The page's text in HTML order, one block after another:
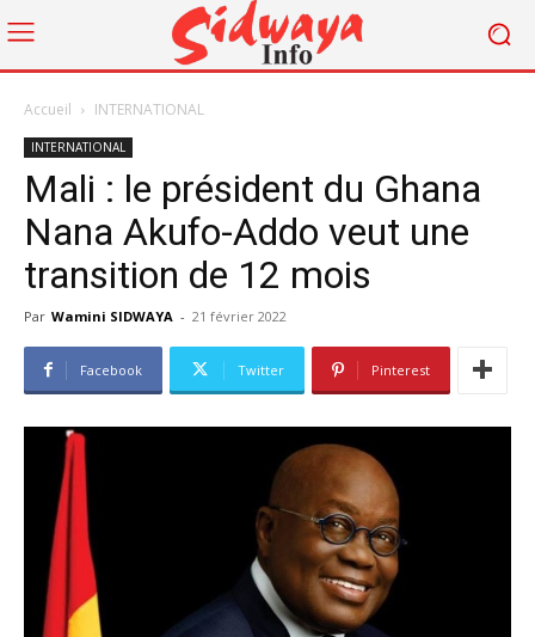
Accueil INTERNATIONAL
INTERNATIONAL
Mali : le président du Ghana
Nana Akufo-Addo veut une
transition de 12 mois
Par Wamini SIDWAYA - 21 février 2022
Facebook Twitter Pinterest